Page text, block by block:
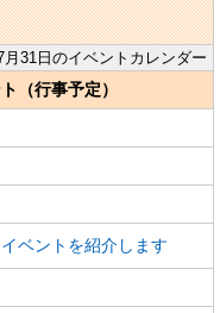
31日のイベントカレンダー
（行事予定）
ベントを紹介します